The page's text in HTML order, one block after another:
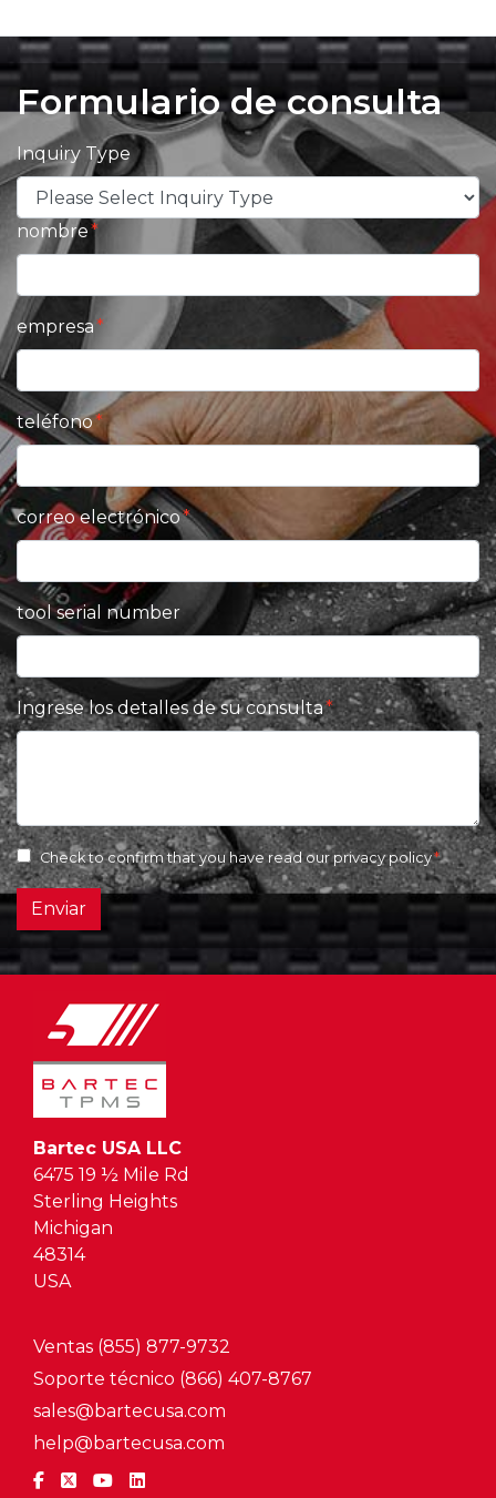
Formulario de consulta
Inquiry Type
nombre
empresa
teléfono
correo electrónico
tool serial number
Ingrese los detalles de su consulta
Check to confirm that you have read ourprivacy policy
Enviar
Bartec USA LLC
6475 19 ½ Mile Rd
Sterling Heights
Michigan
48314
USA
Ventas (855) 877-9732
Soporte técnico (866) 407-8767
sales@bartecusa.com
help@bartecusa.com